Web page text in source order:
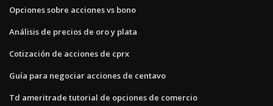
Opciones sobre acciones vs bono
Análisis de precios de oro y plata
Cotización de acciones de cprx
Guía para negociar acciones de centavo
Td ameritrade tutorial de opciones de comercio